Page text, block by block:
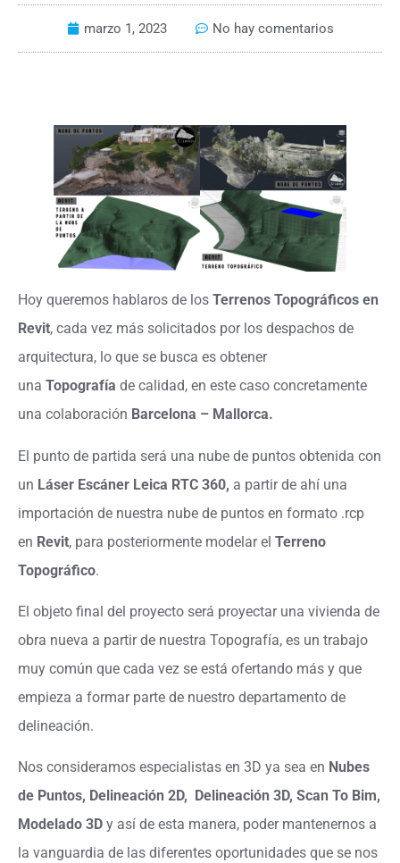
marzo 1, 2023 No hay comentarios
Hoy queremos hablaros de los Terrenos Topográficos en
Revit, cada vez más solicitados por los despachos de
arquitectura, lo que se busca es obtener
una Topografía de calidad, en este caso concretamente
una colaboración Barcelona – Mallorca.
El punto de partida será una nube de puntos obtenida con
un Láser Escáner Leica RTC 360, a partir de ahí una
importación de nuestra nube de puntos en formato .rcp
en Revit, para posteriormente modelar el Terreno
Topográfico.
El objeto final del proyecto será proyectar una vivienda de
obra nueva a partir de nuestra Topografía, es un trabajo
muy común que cada vez se está ofertando más y que
empieza a formar parte de nuestro departamento de
delineación.
Nos consideramos especialistas en 3D ya sea en Nubes
de Puntos, Delineación 2D, Delineación 3D, Scan To Bim,
Modelado 3D y así de esta manera, poder mantenernos a
la vanguardia de las diferentes oportunidades que se nos